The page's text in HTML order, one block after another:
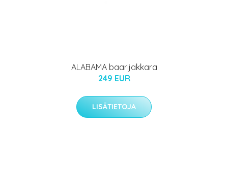
ALABAMA baarijakkara
249 EUR
LISÄTIETOJA